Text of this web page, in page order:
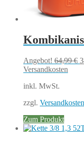
Angebot! 64,99€
Versandkosten
inkl. MwSt.
zzgl. Versandkosten
Zum Produkt